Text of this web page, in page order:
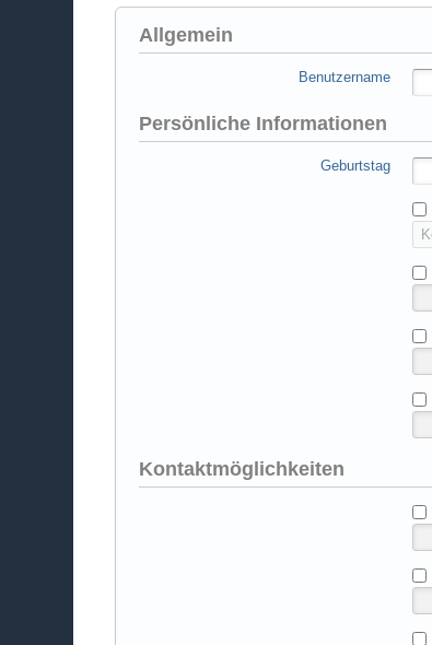
Allgemein
Benutzername
Persönliche Informationen
Geburtstag
Kontaktmöglichkeiten